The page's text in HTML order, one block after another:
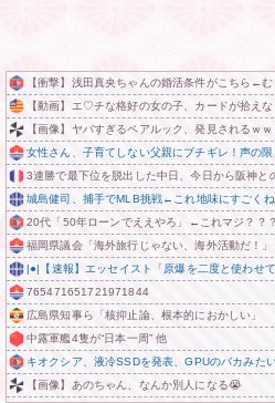
【衝撃】浅田真央ちゃんの婚活条件がこちら←
【動画】エ♡チな格好の女の子、カードが拾え
【画像】ヤバすぎるペアルック、発見されるｗ
女性さん、子育てしない父親にブチギレ！声の
3連勝で最下位を脱出した中日、今日から阪神と
城島健司、捕手でMLB挑戦←これ地味にすごくね
20代「50年ローンでええやろ」←これマジ？？？
福岡県議会「海外旅行じゃない、海外活動だ！
|●|【速報】エッセイスト「原爆を二度と使わ
765471651721971844
広島県知事ら「核抑止論、根本的におかしい」
中露軍艦4隻が“日本一周” 他
キオクシア、液冷SSDを発表、GPUのバカみた
【画像】あのちゃん、なんか別人になる😭